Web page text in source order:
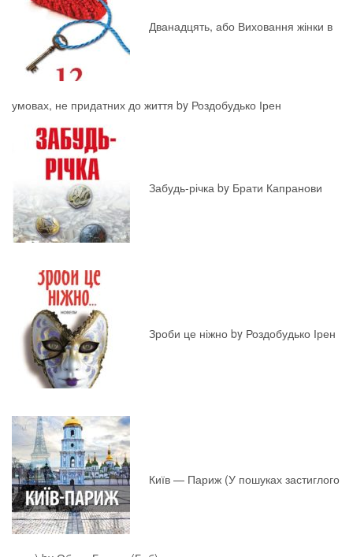
Дванадцять, або Виховання жінки в
умовах, не придатних до життя by Роздобудько Ірен
Забудь-річка by Брати Капранови
Зроби це ніжно by Роздобудько Ірен
Київ — Париж (У пошуках застиглого